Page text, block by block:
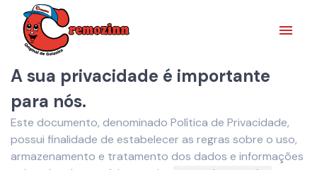
A sua privacidade é importante
para nós.
Este documento, denominado Política de Privacidade,
possui finalidade de estabelecer as regras sobre o uso,
armazenamento e tratamento dos dados e informações